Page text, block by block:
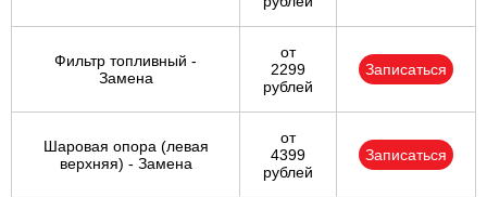
Фильтр топливный -
Замена
от
2299
рублей
Записаться
Шаровая опора (левая
верхняя) - Замена
от
4399
рублей
Записаться